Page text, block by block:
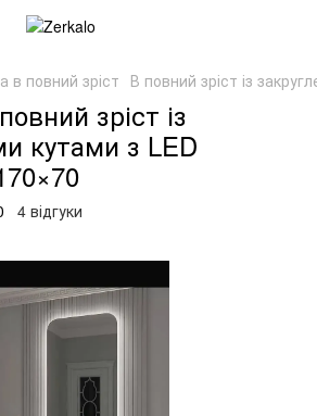
в повний зріст В повний зріст із
зріст із
кутами з LED
4 відгуки